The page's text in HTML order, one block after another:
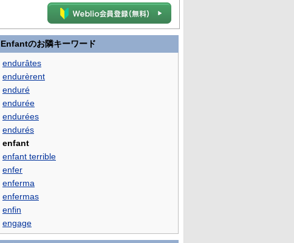
Enfantのお隣キーワード
endurâtes
endurèrent
enduré
endurée
endurées
endurés
enfant
enfant terrible
enfer
enferma
enfermas
enfin
engage